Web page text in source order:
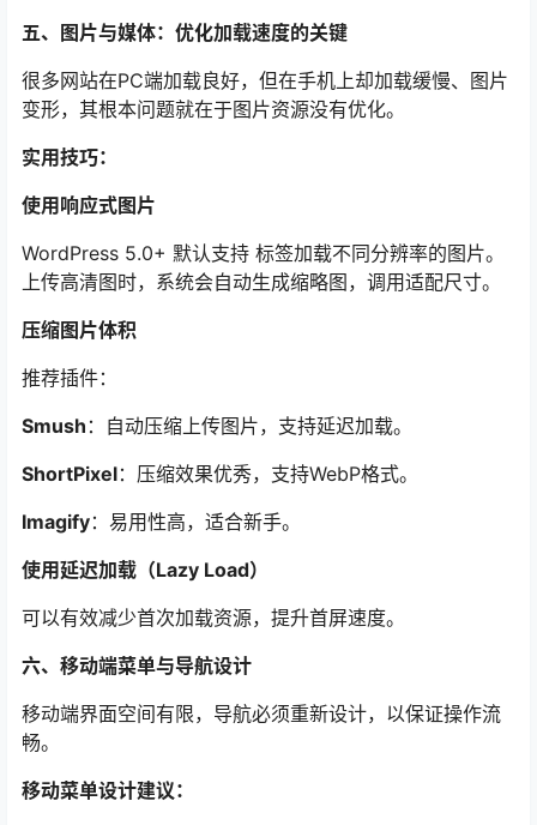
五、图片与媒体：优化加载速度的关键
很多网站在PC端加载良好，但在手机上却加载缓慢、图片
变形，其根本问题就在于图片资源没有优化。
实用技巧：
使用响应式图片
WordPress 5.0+ 默认支持 标签加载不同分辨率的图片。
上传高清图时，系统会自动生成缩略图，调用适配尺寸。
压缩图片体积
推荐插件：
Smush ：自动压缩上传图片，支持延迟加载。
ShortPixel：压缩效果优秀，支持WebP格式。
Imagify：易用性高，适合新手。
使用延迟加载（Lazy Load）
可以有效减少首次加载资源，提升首屏速度。
六、移动端菜单与导航设计
移动端界面空间有限，导航必须重新设计，以保证操作流
畅。
移动菜单设计建议：